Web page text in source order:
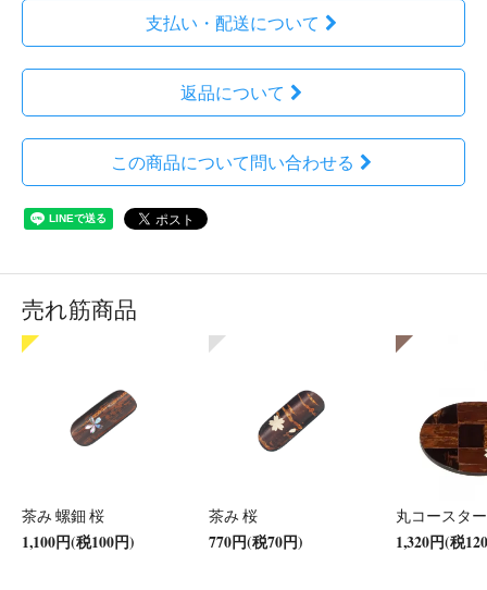
支払い・配送について
返品について
この商品について問い合わせる
売れ筋商品
茶み 螺鈿 桜
1,100円(税100円)
茶み 桜
770円(税70円)
丸コースタ
1,320円(税